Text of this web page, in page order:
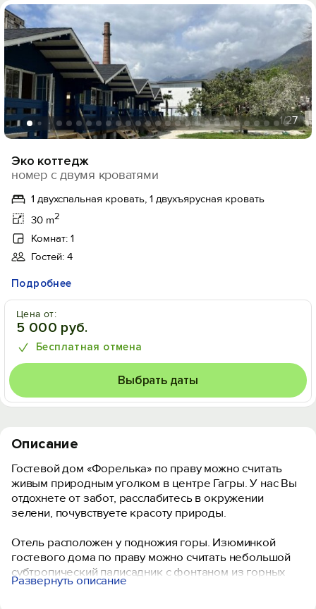
1/27
Эко коттедж
номер с двумя кроватями
1 двухспальная кровать, 1 двухъярусная кровать
30 m2
Комнат: 1
Гостей: 4
Подробнее
Цена от:
5 000 руб.
Бесплатная отмена
Выбрать даты
Описание
Гостевой дом «Форелька» по праву можно считать
живым природным уголком в центре Гагры. У нас Вы
отдохнете от забот, расслабитесь в окружении
зелени, почувствуете красоту природы.
Отель расположен у подножия горы. Изюминкой
гостевого дома по праву можно считать небольшой
субтропический палисадник с фонтаном из горных
камней. По территории протекает небольшая речка,
Развернуть описание